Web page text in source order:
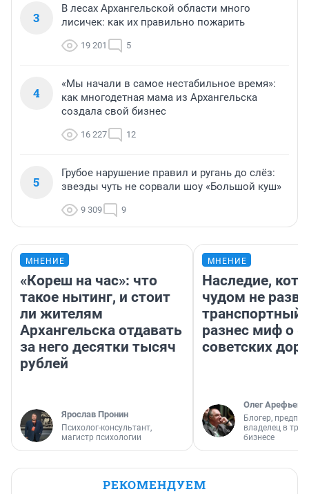
3
В лесах Архангельской области много
лисичек: как их правильно пожарить
19 201 5
4
«Мы начали в самое нестабильное время»:
как многодетная мама из Архангельска
создала свой бизнес
16 227 12
5
Грубое нарушение правил и ругань до слёз:
звезды чуть не сорвали шоу «Большой куш»
9 309 9
МНЕНИЕ
«Кореш на час»: что
такое нытинг, и стоит
ли жителям
Архангельска отдавать
за него десятки тысяч
рублей
Ярослав Пронин
Психолог-консультант,
магистр психологии
МНЕНИЕ
Наследие,
чудом не
транспортный
разнес миф о
советских
Олег Арефьев
Блогер,
владелец в
бизнесе
РЕКОМЕНДУЕМ